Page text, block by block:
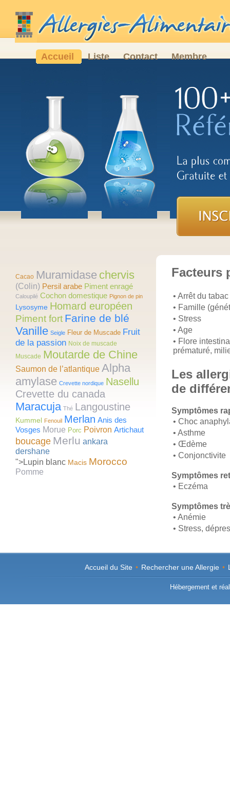
Accueil Liste Contact Membre
Facteurs
• Arrêt du tabac
• Famille
• Stress
• Age
• Flore
prématuré,
Les
de
Symptômes
• Choc
• Asthme
• Œdème
• Conjonctivite
Symptômes
• Eczéma
Symptômes
• Anémie
• Stress,
Cacao Muramidase chervis
(Colin) Persil arabe Piment enragé
Caloupilé Cochon domestique Pignon de pin
Lysosyme Homard européen
Piment fort Farine de blé
Vanille Seigle Fleur de Muscade Fruit
de la passion Noix de muscade
Muscade Moutarde de Chine
Saumon de l’atlantique Alpha
amylase Crevette nordique Nasellu
Crevette du canada
Maracuja Thé Langoustine
Kummel Fenouil Merlan Anis des
Vosges Morue Porc Poivron Artichaut
boucage Merlu ankara
dershane
">Lupin blanc Macis Morocco
Pomme
Accueil du Site • Rechercher une Allergie •
Hébergement et